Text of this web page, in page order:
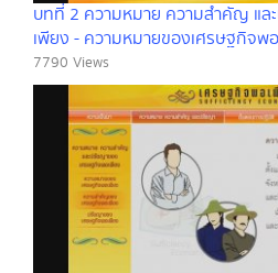
บทที่ 2 ความหมาย ความสำคัญ แ
เพียง - ความหมายของเศรษฐกิจพ
7790 Views